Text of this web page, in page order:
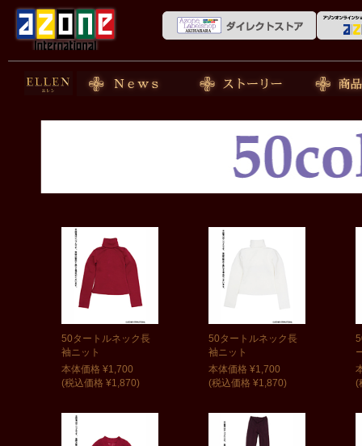
50タートルネック長
袖ニット
本体価格 ¥1,700
(税込価格 ¥1,870)
50タートルネック長
袖ニット
本体価格 ¥1,700
(税込価格 ¥1,870)
(